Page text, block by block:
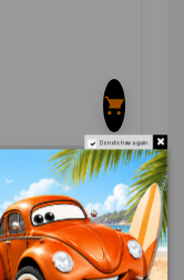
Do not show again.